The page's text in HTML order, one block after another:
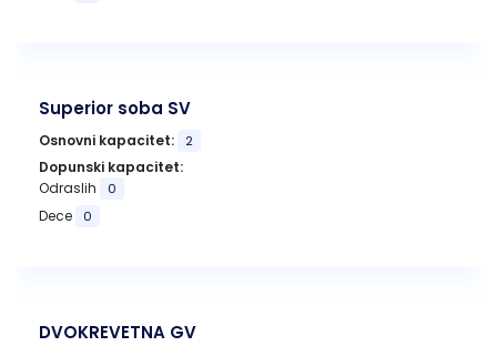
Superior soba SV
Osnovni kapacitet: 2
Dopunski kapacitet:
Odraslih
0
Dece 0
DVOKREVETNA GV